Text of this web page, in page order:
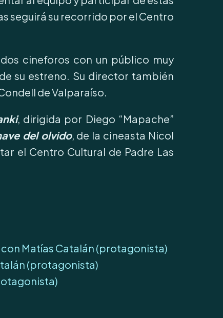
seguirá su recorrido por el Centro
cineforos con un público muy
su estreno. Su director también
de Valparaíso.
, dirigida por Diego “Mapache”
del olvido, de la cineasta Nicol
el Centro Cultural de Padre Las
con Matías Catalán (protagonista)
(protagonista)